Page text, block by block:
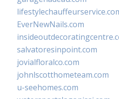
EverNewNails.com
salvatoresinpoint.com
jovialfloralco.com
johnlscotthometeam.com
u-seehomes.com